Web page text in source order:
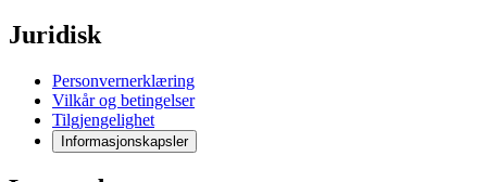
Juridisk
Personvernerklæring
Vilkår og betingelser
Tilgjengelighet
Informasjonskapsler